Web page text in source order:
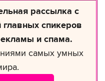
рассылка с
главных спикеров
и спама.
самых умных